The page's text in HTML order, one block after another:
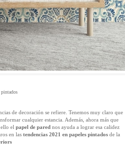
pintados
de decoración se refiere. Tenemos muy claro que
cualquier estancia. Además, ahora más que
el papel de pared nos ayuda a lograr esa calidez
en las tendencias 2021 en papeles pintados de la